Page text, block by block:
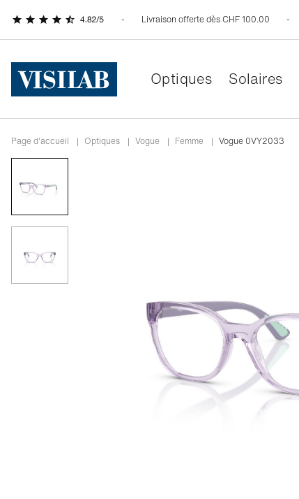
Livraison offerte dès CHF 100.00
Optiques Solaires
Page d'accueil | Optiques | Vogue | Femme | Vogue 0VY2033